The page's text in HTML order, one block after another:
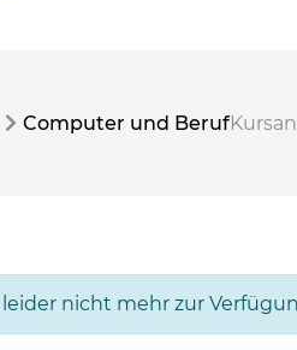
Computer und Beruf
nicht mehr zur